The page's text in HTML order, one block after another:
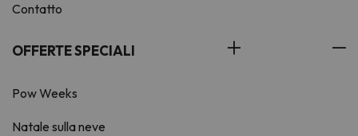
Contatto
OFFERTE SPECIALI
Pow Weeks
Natale sulla neve